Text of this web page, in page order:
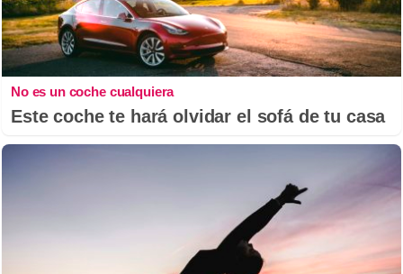
No es un coche cualquiera
Este coche te hará olvidar el sofá de tu casa